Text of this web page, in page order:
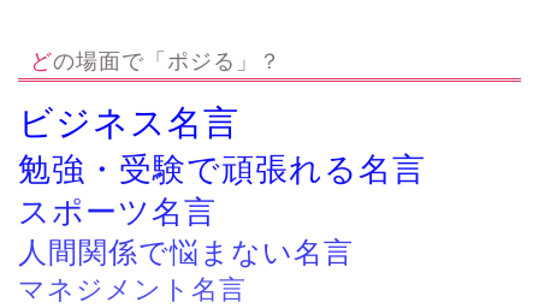
どの場面で「ポジる」？
ビジネス名言
勉強・受験で頑張れる名言
スポーツ名言
人間関係で悩まない名言
マネジメント名言